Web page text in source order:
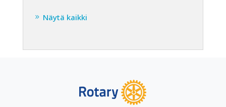
Näytä kaikki